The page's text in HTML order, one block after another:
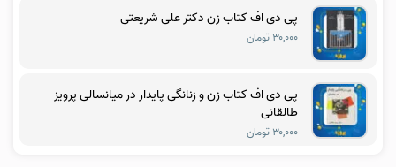
پی دی اف کتاب زن دکتر علی شریعتی
۳۰,۰۰۰ تومان
پی دی اف کتاب زن و زنانگی پایدار در میانسالی پرویز
طالقانی
۳۰,۰۰۰ تومان